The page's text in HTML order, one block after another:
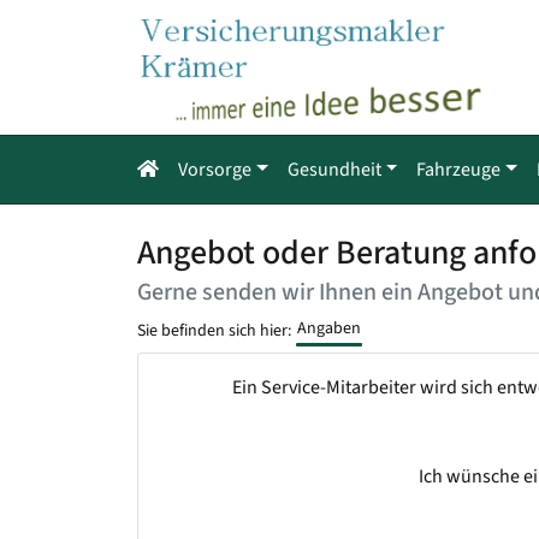
Vorsorge Gesundheit Fahrzeuge
Angebot oder Beratung
Gerne senden wir Ihnen ein Angebot
Sie befinden sich hier: Angaben
Ein Service-Mitarbeiter wird sich
Ich wünsche